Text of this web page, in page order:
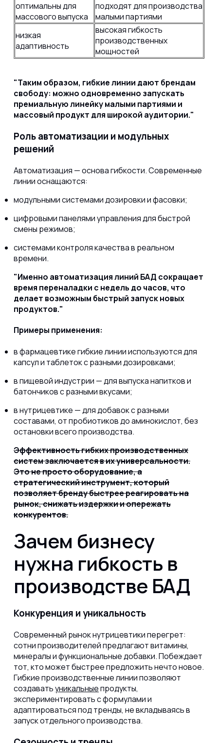
оптимальны для
массового выпуска
подходят для производства
малыми партиями
низкая
адаптивность
высокая гибкость
производственных
мощностей
Таким образом, гибкие линии дают брендам
свободу: можно одновременно запускать
премиальную линейку малыми партиями и
массовый продукт для широкой аудитории.
Роль автоматизации и модульных
решений
Автоматизация — основа гибкости. Современные
линии оснащаются:
модульными системами дозировки и фасовки;
цифровыми панелями управления для быстрой
смены режимов;
системами контроля качества в реальном
времени.
Именно автоматизация линий БАД сокращает
время переналадки с недель до часов, что
делает возможным быстрый запуск новых
продуктов.
Примеры применения:
в фармацевтике гибкие линии используются для
капсул и таблеток с разными дозировками;
в пищевой индустрии — для выпуска напитков и
батончиков с разными вкусами;
в нутрицевтике — для добавок с разными
составами, от пробиотиков до аминокислот, без
остановки всего производства.
Эффективность гибких производственных
систем заключается в их универсальности.
Это не просто оборудование, а
стратегический инструмент, который
позволяет бренду быстрее реагировать на
рынок, снижать издержки и опережать
конкурентов.
Зачем бизнесу
нужна гибкость в
производстве БАД
Конкуренция и уникальность
Современный рынок нутрицевтики перегрет:
сотни производителей предлагают витамины,
минералы и функциональные добавки. Побеждает
тот, кто может быстрее предложить нечто новое.
Гибкие производственные линии позволяют
создаватьуникальныепродукты,
экспериментировать с формулами и
адаптироваться под тренды, не вкладываясь в
запуск отдельного производства.